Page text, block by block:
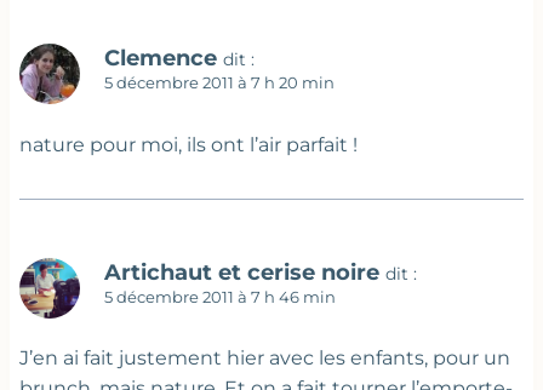
Clemence dit :
5 décembre 2011 à 7 h 20 min
nature pour moi, ils ont l’air parfait !
Artichaut et cerise noire dit :
5 décembre 2011 à 7 h 46 min
J’en ai fait justement hier avec les enfants, pour un